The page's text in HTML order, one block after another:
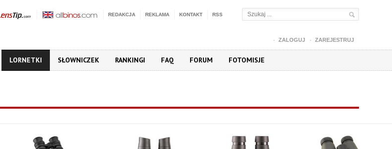
REDAKCJA REKLAMA KONTAKT RSS
ZALOGUJ ZAREJESTRUJ
LORNETKI SŁOWNICZEK RANKINGI FAQ FORUM FOTOMISJE